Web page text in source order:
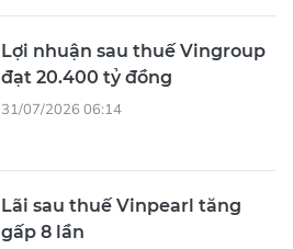
Lợi nhuận sau thuế Vingroup
đạt 20.400 tỷ đồng
31/07/2026 06:14
Lãi sau thuế Vinpearl tăng
gấp 8 lần